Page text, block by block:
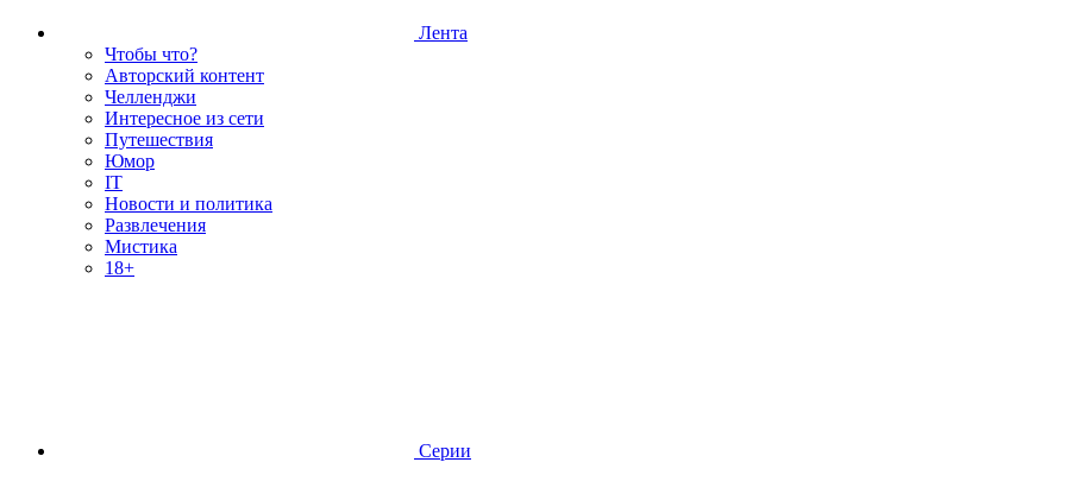
Лента
Чтобы что?
Авторский контент
Челленджи
Интересное из сети
Путешествия
Юмор
IT
Новости и политика
Развлечения
Мистика
18+
Серии